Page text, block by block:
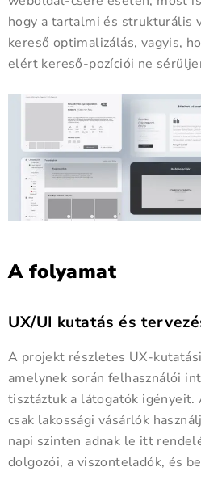
hogy a tartalmi és strukturális
kereső optimalizálás, vagyis,
elért kereső-pozíciói ne
A folyamat
UX/UI kutatás és
A projekt részletes UX-
amelynek során felhasználói
tisztáztuk a látogatók igényeit.
csak lakossági vásárlók
napi szinten adnak le itt
dolgozói, a viszonteladók, és